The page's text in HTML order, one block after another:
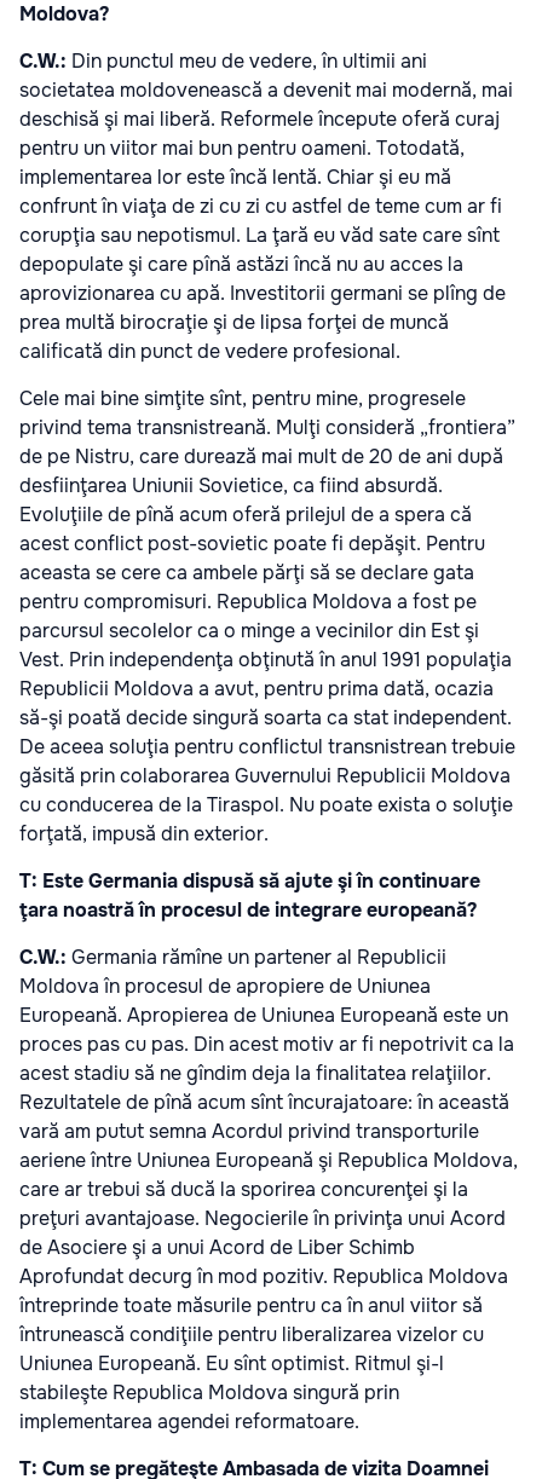
Moldova?
C.W.: Din punctul meu de vedere, în ultimii ani
societatea moldovenească a devenit mai modernă, mai
deschisă şi mai liberă. Reformele începute oferă curaj
pentru un viitor mai bun pentru oameni. Totodată,
implementarea lor este încă lentă. Chiar şi eu mă
confrunt în viaţa de zi cu zi cu astfel de teme cum ar fi
corupţia sau nepotismul. La ţară eu văd sate care sînt
depopulate şi care pînă astăzi încă nu au acces la
aprovizionarea cu apă. Investitorii germani se plîng de
prea multă birocraţie şi de lipsa forţei de muncă
calificată din punct de vedere profesional.
Cele mai bine simţite sînt, pentru mine, progresele
privind tema transnistreană. Mulţi consideră „frontiera”
de pe Nistru, care durează mai mult de 20 de ani după
desfiinţarea Uniunii Sovietice, ca fiind absurdă.
Evoluţiile de pînă acum oferă prilejul de a spera că
acest conflict post-sovietic poate fi depăşit. Pentru
aceasta se cere ca ambele părţi să se declare gata
pentru compromisuri. Republica Moldova a fost pe
parcursul secolelor ca o minge a vecinilor din Est şi
Vest. Prin independenţa obţinută în anul 1991 populaţia
Republicii Moldova a avut, pentru prima dată, ocazia
să-şi poată decide singură soarta ca stat independent.
De aceea soluţia pentru conflictul transnistrean trebuie
găsită prin colaborarea Guvernului Republicii Moldova
cu conducerea de la Tiraspol. Nu poate exista o soluţie
forţată, impusă din exterior.
T: Este Germania dispusă să ajute şi în continuare
ţara noastră în procesul de integrare europeană?
C.W.: Germania rămîne un partener al Republicii
Moldova în procesul de apropiere de Uniunea
Europeană. Apropierea de Uniunea Europeană este un
proces pas cu pas. Din acest motiv ar fi nepotrivit ca la
acest stadiu să ne gîndim deja la finalitatea relaţiilor.
Rezultatele de pînă acum sînt încurajatoare: în această
vară am putut semna Acordul privind transporturile
aeriene între Uniunea Europeană şi Republica Moldova,
care ar trebui să ducă la sporirea concurenţei şi la
preţuri avantajoase. Negocierile în privinţa unui Acord
de Asociere şi a unui Acord de Liber Schimb
Aprofundat decurg în mod pozitiv. Republica Moldova
întreprinde toate măsurile pentru ca în anul viitor să
întrunească condiţiile pentru liberalizarea vizelor cu
Uniunea Europeană. Eu sînt optimist. Ritmul şi-l
stabileşte Republica Moldova singură prin
implementarea agendei reformatoare.
T: Cum se pregăteşte Ambasada de vizita Doamnei